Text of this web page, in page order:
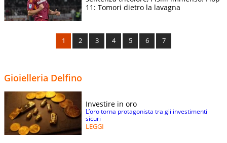
11: Tomori dietro la lavagna
1 2 3 4 5 6 7
Gioielleria Delfino
Investire in oro
L’oro torna protagonista tra gli investimenti
sicuri
LEGGI